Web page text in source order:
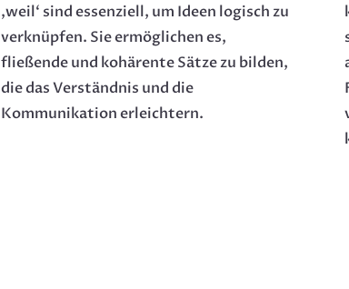
‚weil‘ sind essenziell, um Ideen logisch zu
verknüpfen. Sie ermöglichen es,
fließende und kohärente Sätze zu bilden,
die das Verständnis und die
Kommunikation erleichtern.